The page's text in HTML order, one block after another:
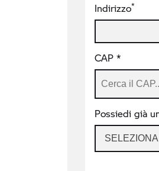
Indirizzo*
CAP *
Possiedi già
SELEZIONA